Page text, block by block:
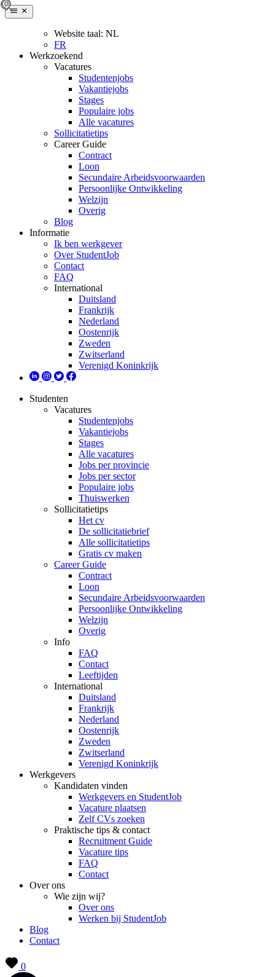
Website taal: NL
FR
Werkzoekend
Vacatures
Studentenjobs
Vakantiejobs
Stages
Populaire jobs
Alle vacatures
Sollicitatietips
Career Guide
Contract
Loon
Secundaire Arbeidsvoorwaarden
Persoonlijke Ontwikkeling
Welzijn
Overig
Blog
Informatie
Ik ben werkgever
Over StudentJob
Contact
FAQ
International
Duitsland
Frankrijk
Nederland
Oostenrijk
Zweden
Zwitserland
Verenigd Koninkrijk
Studenten
Vacatures
Studentenjobs
Vakantiejobs
Stages
Alle vacatures
Jobs per provincie
Jobs per sector
Populaire jobs
Thuiswerken
Sollicitatietips
Het cv
De sollicitatiebrief
Alle sollicitatietips
Gratis cv maken
Career Guide
Contract
Loon
Secundaire Arbeidsvoorwaarden
Persoonlijke Ontwikkeling
Welzijn
Overig
Info
FAQ
Contact
Leeftijden
International
Duitsland
Frankrijk
Nederland
Oostenrijk
Zweden
Zwitserland
Verenigd Koninkrijk
Werkgevers
Kandidaten vinden
Werkgevers en StudentJob
Vacature plaatsen
Zelf CVs zoeken
Praktische tips & contact
Recruitment Guide
Vacature tips
FAQ
Contact
Over ons
Wie zijn wij?
Over ons
Werken bij StudentJob
Blog
Contact
0